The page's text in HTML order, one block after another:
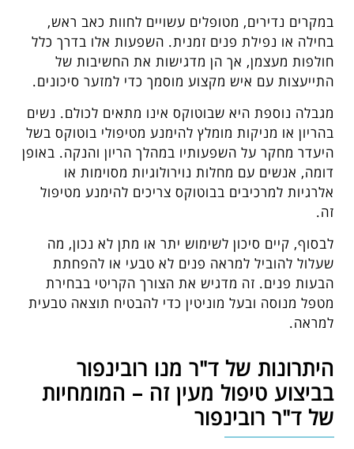
במקרים נדירים, מטופלים עשויים לחוות כאב ראש,
בחילה או נפילת פנים זמנית. השפעות אלו בדרך כלל
חולפות מעצמן, אך הן מדגישות את החשיבות של
התייעצות עם איש מקצוע מוסמך כדי למזער סיכונים.
מגבלה נוספת היא שבוטוקס אינו מתאים לכולם. נשים
בהריון או מניקות מומלץ להימנע מטיפולי בוטוקס בשל
היעדר מחקר על השפעותיו במהלך הריון והנקה. באופן
דומה, אנשים עם מחלות נוירולוגיות מסוימות או
אלרגיות למרכיבים בבוטוקס צריכים להימנע מטיפול
זה.
לבסוף, קיים סיכון לשימוש יתר או מתן לא נכון, מה
שעלול להוביל למראה פנים לא טבעי או להפחתת
הבעות פנים. זה מדגיש את הצורך הקריטי בבחירת
מטפל מנוסה ובעל מוניטין כדי להבטיח תוצאה טבעית
למראה.
היתרונות של ד"ר מנו רובינפור
בביצוע טיפול מעין זה – המומחיות
של ד"ר רובינפור